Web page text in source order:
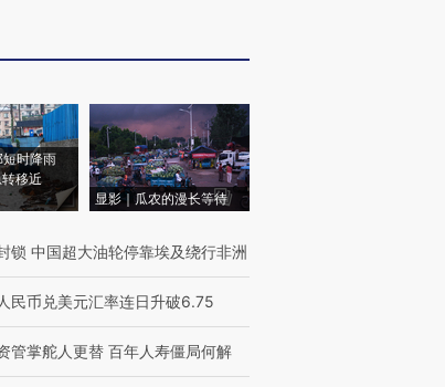
时降雨
移近
显影｜瓜农的漫长等待
锁 中国超大油轮停靠埃及绕行非洲
民币兑美元汇率连日升破6.75
管掌舵人更替 百年人寿僵局何解